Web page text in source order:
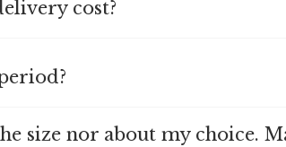
cost?
size nor about my choice.